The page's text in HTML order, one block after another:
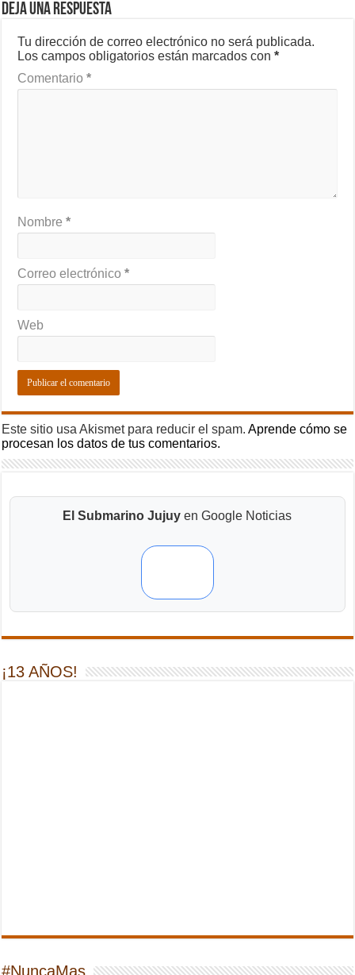
Deja una respuesta
Tu dirección de correo electrónico no será publicada.
Los campos obligatorios están marcados con*
Comentario*
Nombre*
Correo electrónico*
Web
Este sitio usa Akismet para reducir el spam.Aprende cómo se
procesan los datos de tus comentarios.
El Submarino Jujuy en Google Noticias
¡13 AÑOS!
#NuncaMas